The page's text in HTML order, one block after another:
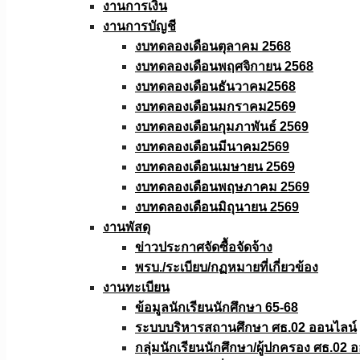
งานการเงิน
งานการบัญชี
งบทดลองเดือนตุลาคม 2568
งบทดลองเดือนพฤศจิกายน 2568
งบทดลองเดือนธันวาคม2568
งบทดลองเดือนมกราคม2569
งบทดลองเดือนกุมภาพันธ์ 2569
งบทดลองเดือนมีนาคม2569
งบทดลองเดือนเมษายน 2569
งบทดลองเดือนพฤษภาคม 2569
งบทดลองเดือนมิถุนายน 2569
งานพัสดุ
ข่าวประกาศจัดซื้อจัดจ้าง
พรบ./ระเบียบ/กฏหมายที่เกี่ยวข้อง
งานทะเบียน
ข้อมูลนักเรียนนักศึกษา 65-68
ระบบบริหารสถานศึกษา ศธ.02 ออนไลน์
กลุ่มนักเรียนนักศึกษา/ผู้ปกครอง ศธ.02